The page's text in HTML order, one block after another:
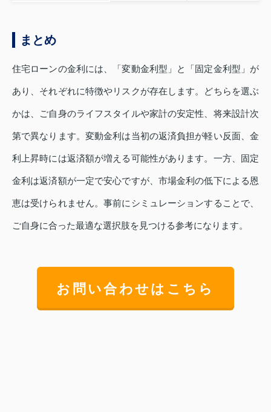
まとめ
住宅ローンの金利には、「変動金利型」と「固定金利型」が
あり、それぞれに特徴やリスクが存在します。どちらを選ぶ
かは、ご自身のライフスタイルや家計の安定性、将来設計次
第で異なります。変動金利は当初の返済負担が軽い反面、金
利上昇時には返済額が増える可能性があります。一方、固定
金利は返済額が一定で安心ですが、市場金利の低下による恩
恵は受けられません。事前にシミュレーションすることで、
ご自身に合った最適な選択肢を見つける参考になります。
お問い合わせはこちら